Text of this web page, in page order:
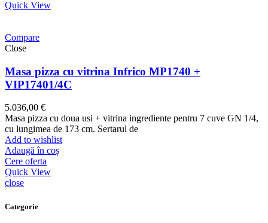
Quick View
Compare
Close
Masa pizza cu vitrina Infrico MP1740 +
VIP17401/4C
5.036,00 €
Masa pizza cu doua usi + vitrina ingrediente pentru 7 cuve GN 1/4,
cu lungimea de 173 cm. Sertarul de
Add to wishlist
Adaugă în coș
Cere oferta
Quick View
close
Categorie